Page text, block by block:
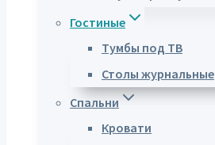
Гостиные
Тумбы под ТВ
Столы журнальные
Спальни
Кровати